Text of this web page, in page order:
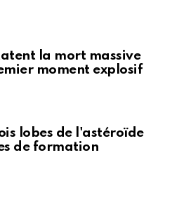
la mort massive
moment explosif
lobes de l'astéroïde
de formation